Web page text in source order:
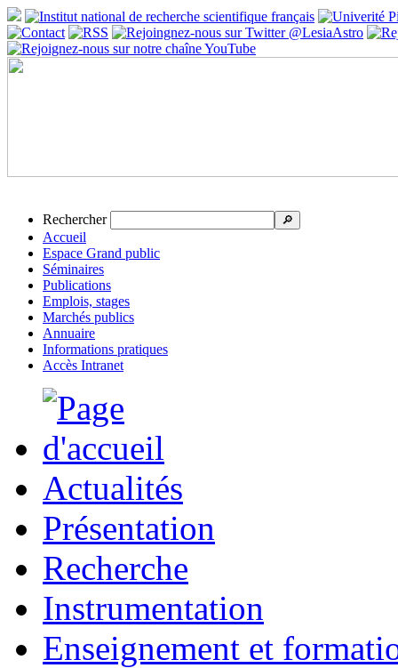
Rechercher 🔎
Accueil
Espace Grand public
Séminaires
Publications
Emplois, stages
Marchés publics
Annuaire
Informations pratiques
Accès Intranet
Actualités
Présentation
Recherche
Instrumentation
Enseignement et